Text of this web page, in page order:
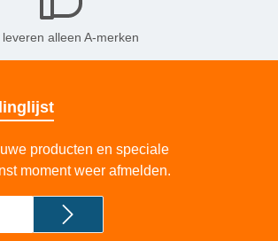
leveren alleen A-merken
producten en speciale
moment weer afmelden.